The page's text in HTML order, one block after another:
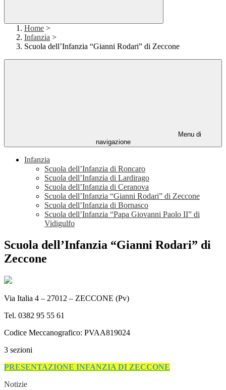
Home >
Infanzia >
Scuola dell’Infanzia “Gianni Rodari” di Zeccone
Menu di
navigazione
Infanzia
Scuola dell’Infanzia di Roncaro
Scuola dell’Infanzia di Lardirago
Scuola dell’Infanzia di Ceranova
Scuola dell’Infanzia “Gianni Rodari” di Zeccone
Scuola dell’Infanzia di Bornasco
Scuola dell’Infanzia “Papa Giovanni Paolo II” di
Vidigulfo
Scuola dell’Infanzia “Gianni Rodari” di
Zeccone
Via Italia 4 – 27012 – ZECCONE (Pv)
Tel. 0382 95 55 61
Codice Meccanografico: PVAA819024
3 sezioni
PRESENTAZIONE INFANZIA DI ZECCONE
Notizie